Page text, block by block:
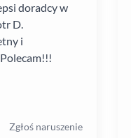
doradcy w
D.
i
Zgłoś naruszenie